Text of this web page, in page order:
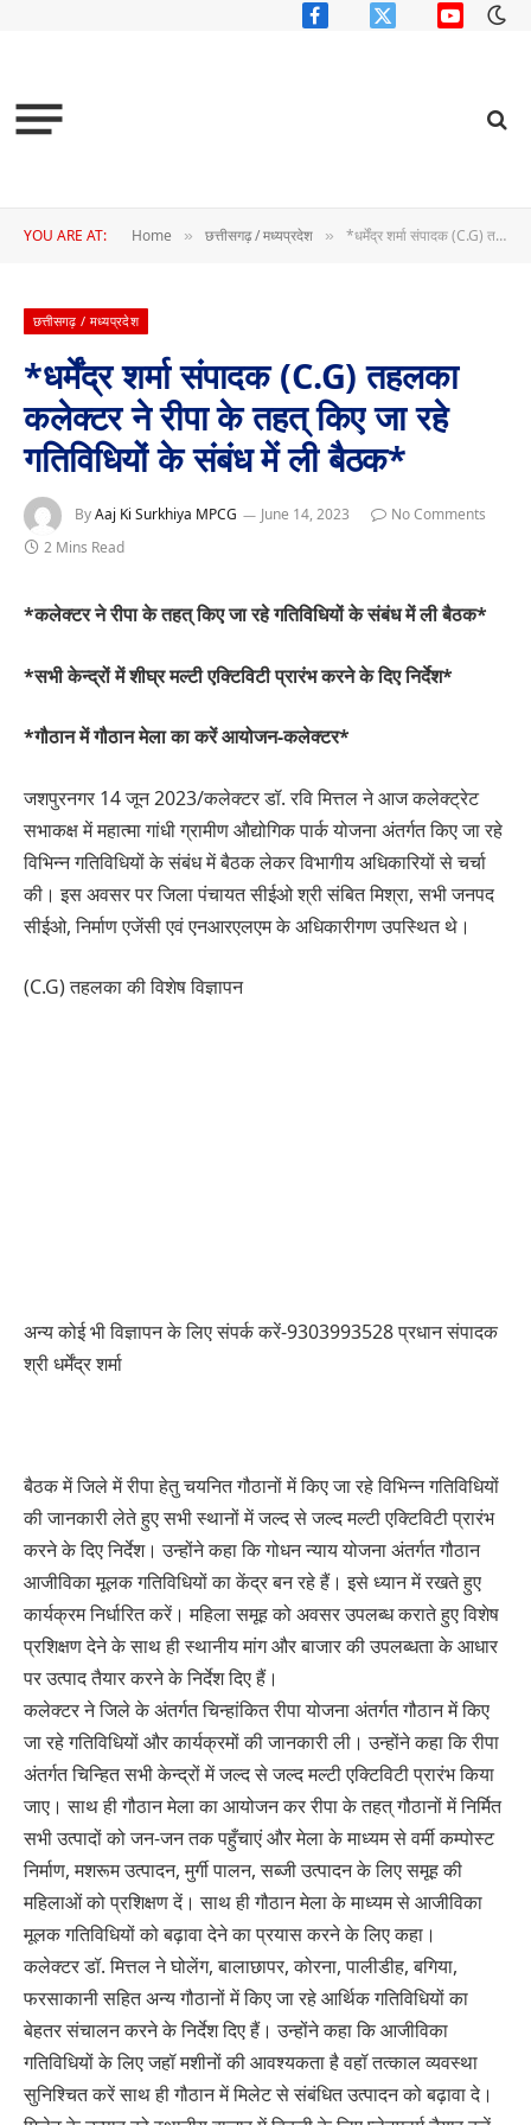
FacebookX
YouTube
YOU ARE AT: Home » छत्तीसगढ़ / मध्यप्रदेश » *धर्मेंद्र शर्मा संपादक (C.G) तहलका कलेक्टर ने रीपा के तहत् किए जा रहे गतिविधियों के संबंध में ली बैठक*
छत्तीसगढ़ / मध्यप्रदेश
*धर्मेंद्र शर्मा संपादक (C.G) तहलका
कलेक्टर ने रीपा के तहत् किए जा रहे
गतिविधियों के संबंध में ली बैठक*
ByAaj Ki Surkhiya MPCG June 14, 2023
No Comments
2 Mins Read
*कलेक्टर ने रीपा के तहत् किए जा रहे गतिविधियों के संबंध में ली बैठक*
*सभी केन्द्रों में शीघ्र मल्टी एक्टिविटी प्रारंभ करने के दिए निर्देश*
*गौठान में गौठान मेला का करें आयोजन-कलेक्टर*
जशपुरनगर 14 जून 2023/कलेक्टर डॉ. रवि मित्तल ने आज कलेक्ट्रेट
सभाकक्ष में महात्मा गांधी ग्रामीण औद्योगिक पार्क योजना अंतर्गत किए जा रहे
विभिन्न गतिविधियों के संबंध में बैठक लेकर विभागीय अधिकारियों से चर्चा
की। इस अवसर पर जिला पंचायत सीईओ श्री संबित मिश्रा, सभी जनपद
सीईओ, निर्माण एजेंसी एवं एनआरएलएम के अधिकारीगण उपस्थित थे।
(C.G) तहलका की विशेष विज्ञापन
अन्य कोई भी विज्ञापन के लिए संपर्क करें-9303993528 प्रधान संपादक
श्री धर्मेंद्र शर्मा
बैठक में जिले में रीपा हेतु चयनित गौठानों में किए जा रहे विभिन्न गतिविधियों
की जानकारी लेते हुए सभी स्थानों में जल्द से जल्द मल्टी एक्टिविटी प्रारंभ
करने के दिए निर्देश। उन्होंने कहा कि गोधन न्याय योजना अंतर्गत गौठान
आजीविका मूलक गतिविधियों का केंद्र बन रहे हैं। इसे ध्यान में रखते हुए
कार्यक्रम निर्धारित करें। महिला समूह को अवसर उपलब्ध कराते हुए विशेष
प्रशिक्षण देने के साथ ही स्थानीय मांग और बाजार की उपलब्धता के आधार
पर उत्पाद तैयार करने के निर्देश दिए हैं।
कलेक्टर ने जिले के अंतर्गत चिन्‍हांकित रीपा योजना अंतर्गत गौठान में किए
जा रहे गतिविधियों और कार्यक्रमों की जानकारी ली। उन्होंने कहा कि रीपा
अंतर्गत चिन्हित सभी केन्द्रों में जल्द से जल्द मल्टी एक्टिविटी प्रारंभ किया
जाए। साथ ही गौठान मेला का आयोजन कर रीपा के तहत् गौठानों में निर्मित
सभी उत्पादों को जन-जन तक पहुँचाएं और मेला के माध्यम से वर्मी कम्पोस्ट
निर्माण, मशरूम उत्पादन, मुर्गी पालन, सब्जी उत्पादन के लिए समूह की
महिलाओं को प्रशिक्षण दें। साथ ही गौठान मेला के माध्यम से आजीविका
मूलक गतिविधियों को बढ़ावा देने का प्रयास करने के लिए कहा।
कलेक्टर डॉ. मित्तल ने घोलेंग, बालाछापर, कोरना, पालीडीह, बगिया,
फरसाकानी सहित अन्य गौठानों में किए जा रहे आर्थिक गतिविधियों का
बेहतर संचालन करने के निर्देश दिए हैं। उन्होंने कहा कि आजीविका
गतिविधियों के लिए जहॉ मशीनों की आवश्यकता है वहॉ तत्काल व्यवस्था
सुनिश्चित करें साथ ही गौठान में मिलेट से संबंधित उत्पादन को बढ़ावा दे।